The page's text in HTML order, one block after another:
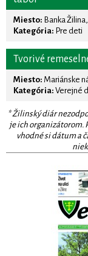
Miesto: Banka
Kategória: Pre deti
Tvorivé
Miesto: Mariánske
Kategória: Verejné
* Žilinský diár
je ich organizátorom.
vhodné si dátum a